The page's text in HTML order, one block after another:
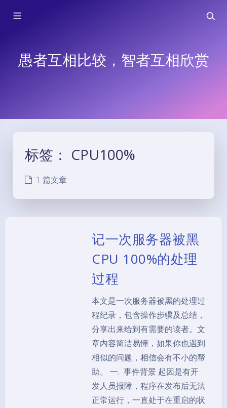
愚者互相比较，智者互相欣赏
标签： CPU100%
1 篇文章
记一次服务器被黑
CPU 100%的处理
过程
本文是一次服务器被黑的处理过
程纪录，包含操作步骤及总结，
分享出来给到有需要的读者。文
章内容简洁易懂，如果你也遇到
相似的问题，相信会有不小的帮
助。 一. 事件背景 起因是有开
发人员报障，程序在发布后无法
正常运行，一直处于在重启的状